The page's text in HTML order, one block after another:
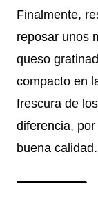
Finalmente,
reposar unos
queso
compacto en
frescura de
diferencia,
buena calidad.